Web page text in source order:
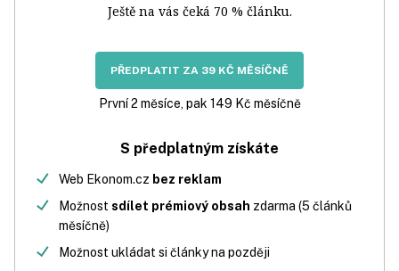
Ještě na vás čeká 70 % článku.
PŘEDPLATIT ZA 39 KČ MĚSÍČNĚ
První 2 měsíce, pak 149 Kč měsíčně
S předplatným získáte
Web Ekonom.cz bez reklam
Možnost sdílet prémiový obsah zdarma (5 článků
měsíčně)
Možnost ukládat si články na později